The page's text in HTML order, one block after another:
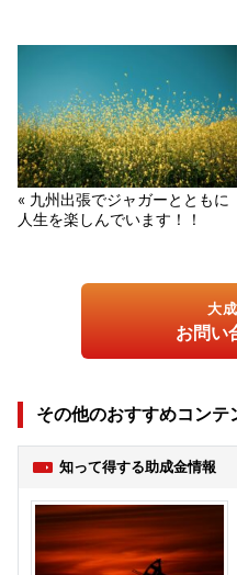
« 九州出張でジャガーとともに
人生を楽しんでいます！！
大
お問い
その他のおすすめコンテ
知って得する助成金情報